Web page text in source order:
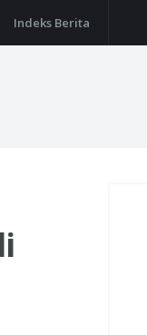
Indeks Berita